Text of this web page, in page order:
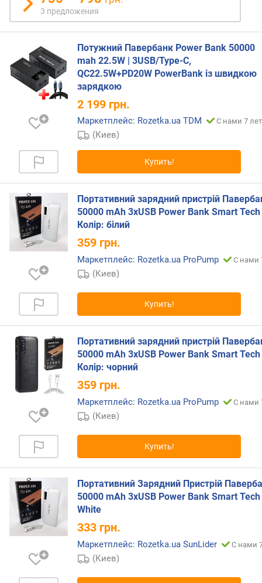
х
к
е
ш
е
в
о
т
з
ы
в
а
м
о
а
е
о
б
а
л
н
п
о
к
о
л
и
е
с
т
3 предложения
Потужний Павербанк Power Bank 50000
mah 22.5W | 3USB/Type-C,
QC22.5W+PD20W PowerBank із швидкою
зарядкою
2 199 грн.
Маркетплейс: Rozetka.ua TDM С нами 7 лет
(Киев)
Купить!
Портативний зарядний пристрій
50000 mAh 3хUSB Power Bank Smart Tech
Колір: білий
359 грн.
Маркетплейс: Rozetka.ua ProPump С нами
(Киев)
Купить!
Портативний зарядний пристрій
50000 mAh 3хUSB Power Bank Smart Tech
Колір: чорний
359 грн.
Маркетплейс: Rozetka.ua ProPump С нами
(Киев)
Купить!
Портативний Зарядний Пристрій
50000 mAh 3xUSB Power Bank Smart Tech
White
333 грн.
Маркетплейс: Rozetka.ua SunLider С нами
(Киев)